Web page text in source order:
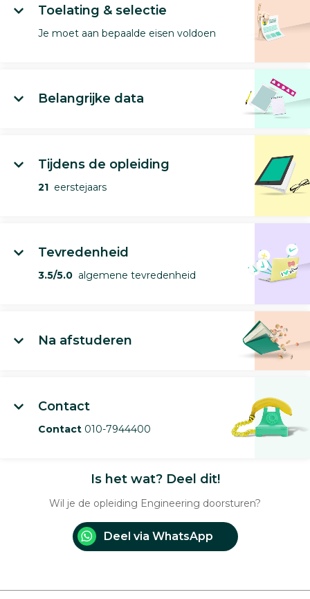
Toelating & selectie
Je moet aan bepaalde eisen voldoen
Belangrijke data
Tijdens de opleiding
21 eerstejaars
Tevredenheid
3.5/5.0 algemene tevredenheid
Na afstuderen
Contact
Contact 010-7944400
Is het wat? Deel dit!
Wil je de opleiding Engineering doorsturen?
Deel via WhatsApp